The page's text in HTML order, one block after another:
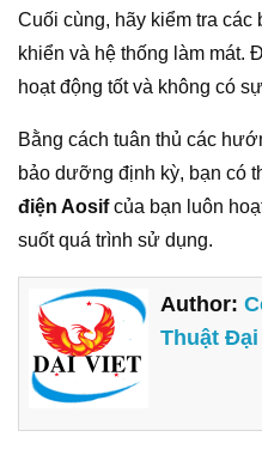
Cuối cùng, hãy kiểm tra
khiển và hệ thống làm mát.
hoạt động tốt và không có
Bằng cách tuân thủ các
bảo dưỡng định kỳ, bạn có
điện Aosifcủa bạn luôn
suốt quá trình sử dụng.
Author:
Thuật